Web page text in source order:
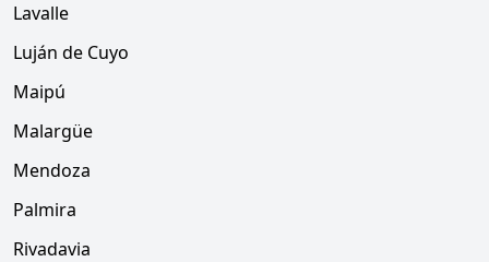
Lavalle
Luján de Cuyo
Maipú
Malargüe
Mendoza
Palmira
Rivadavia